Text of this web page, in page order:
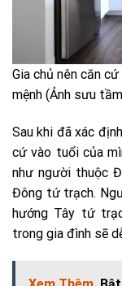
Gia chủ nên căn
mệnh (Ảnh sưu
Sau khi đã xác
cứ vào tuổi của
như người thuộc
Đông tứ trạch.
hướng Tây tứ
trong gia đình sẽ